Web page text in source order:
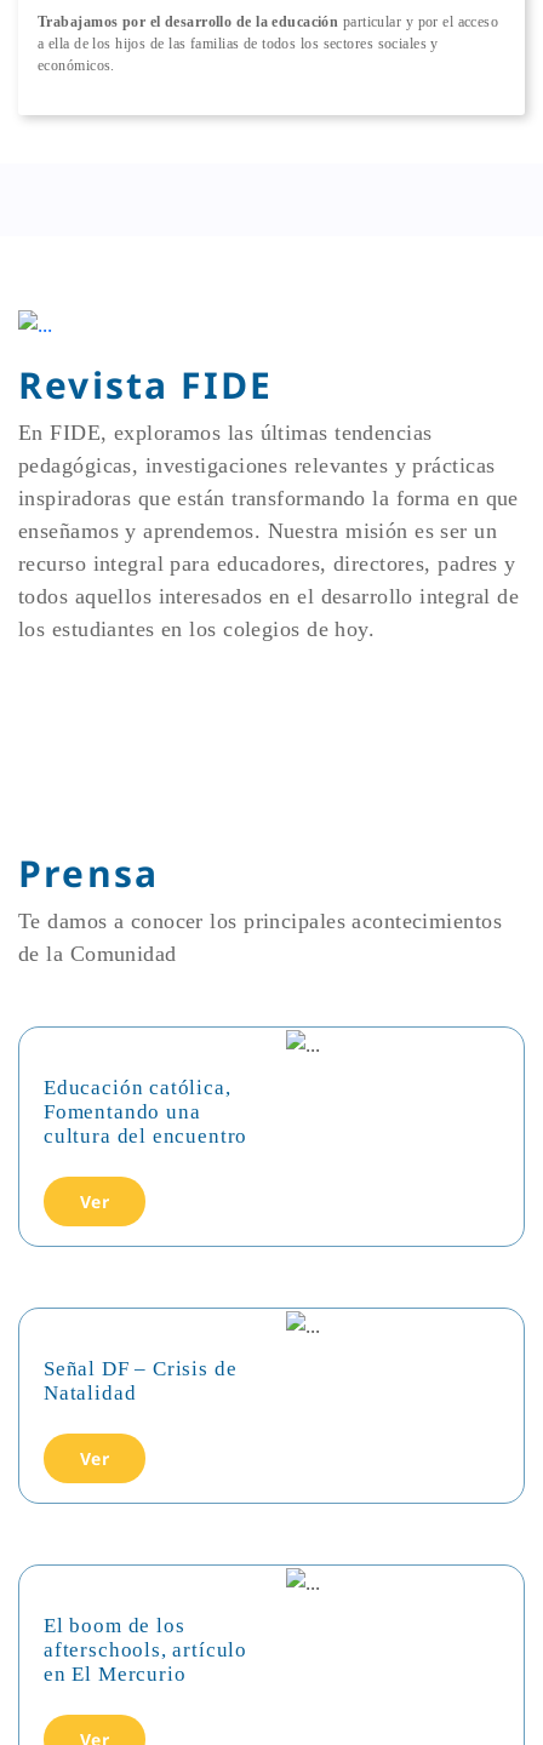
Trabajamos por el desarrollo de la educación particular y por el acceso
a ella de los hijos de las familias de todos los sectores sociales y
económicos.
Revista FIDE
En FIDE, exploramos las últimas tendencias
pedagógicas, investigaciones relevantes y prácticas
inspiradoras que están transformando la forma en que
enseñamos y aprendemos. Nuestra misión es ser un
recurso integral para educadores, directores, padres y
todos aquellos interesados en el desarrollo integral de
los estudiantes en los colegios de hoy.
Prensa
Te damos a conocer los principales acontecimientos
de la Comunidad
Educación católica,
Fomentando una
cultura del encuentro
Ver
Señal DF – Crisis de
Natalidad
Ver
El boom de los
afterschools, artículo
en El Mercurio
Ver